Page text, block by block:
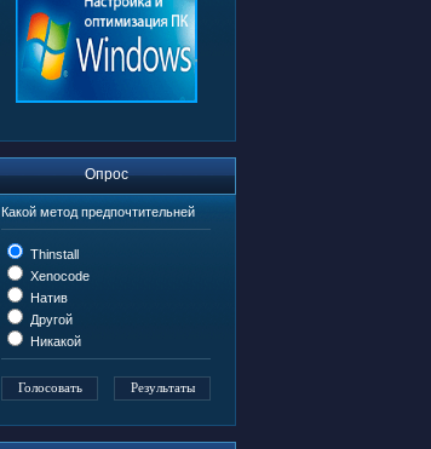
Опрос
Какой метод предпочтительней
Thinstall
Xenocode
Натив
Другой
Никакой